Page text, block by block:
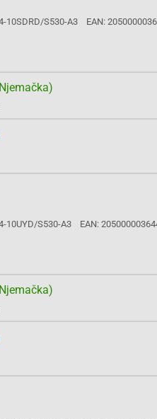
10SDRD/S530-A3 EAN:
10UYD/S530-A3 EAN: